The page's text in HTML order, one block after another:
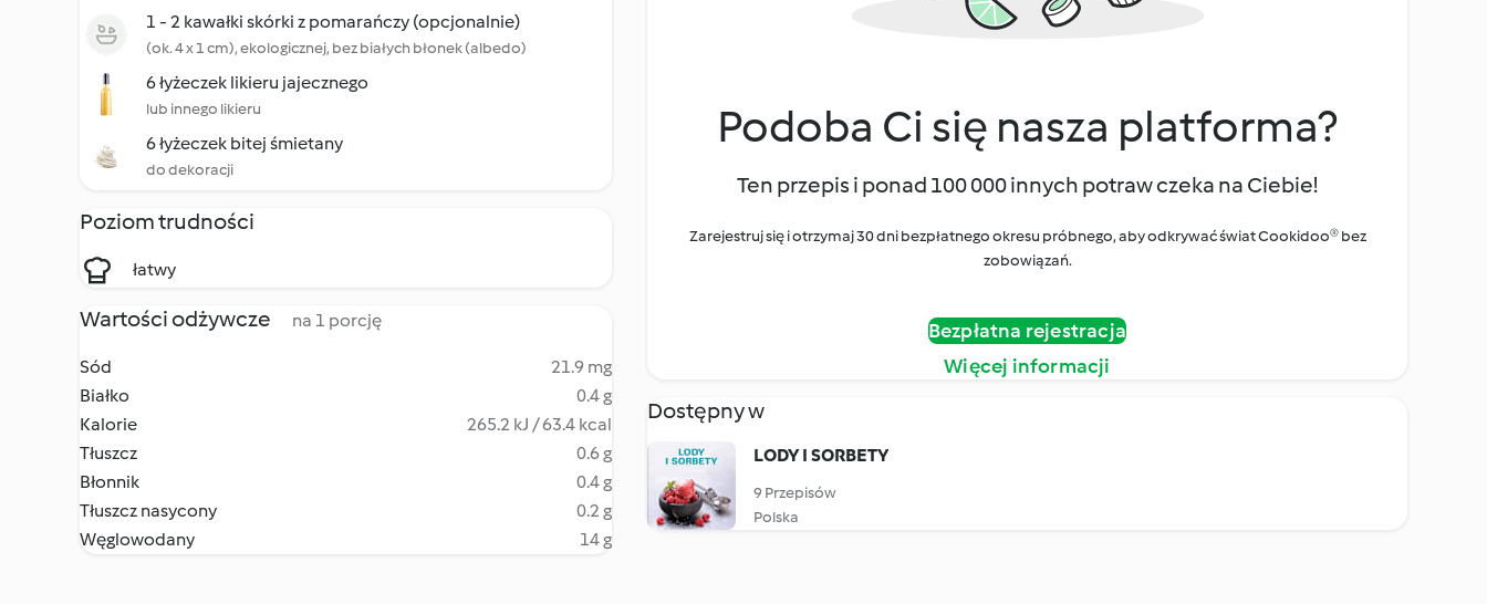
1 - 2 kawałki skórki z pomarańczy (opcjonalnie)
(ok. 4 x 1 cm), ekologicznej, bez białych błonek (albedo)
6 łyżeczek likieru jajecznego
lub innego likieru
6 łyżeczek bitej śmietany
do dekoracji
Poziom trudności
łatwy
Wartości odżywcze na 1 porcję
Sód
21.9 mg
Białko
0.4 g
Kalorie
265.2 kJ / 63.4 kcal
Tłuszcz
0.6 g
Błonnik
0.4 g
Tłuszcz nasycony
0.2 g
Węglowodany
14 g
Podoba Ci się nasza platforma?
Ten przepis i ponad 100 000 innych potraw czeka na Ciebie!
Zarejestruj się i otrzymaj 30 dni bezpłatnego okresu próbnego, aby odkrywać świat Cookidoo® bez
zobowiązań.
Bezpłatna rejestracja
Więcej informacji
Dostępny w
LODY I SORBETY
9 Przepisów
Polska